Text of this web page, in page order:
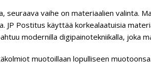
seuraava vaihe on materiaalien
JP Postitus käyttää korkealaatuisia
modernilla digipainotekniikalla, joka
muotoillaan lopulliseen